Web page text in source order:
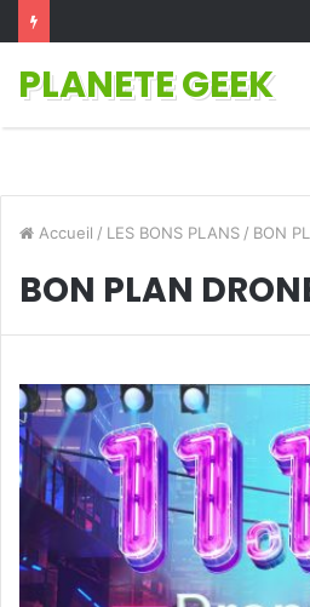
PLANETE GEEK
Accueil / LES BONS PLANS / BON
BON PLAN